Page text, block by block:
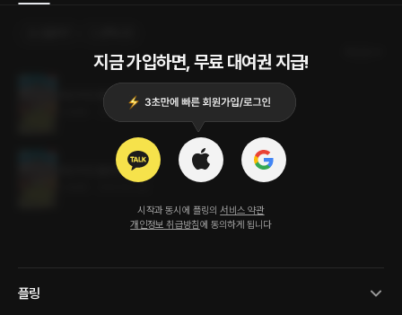
지금 가입하면, 무료 대여권 지급!
시작과 동시에 플링의 서비스 약관
개인정보 취급방침에 동의하게 됩니다
자강두천 플레이북 2권 (완결)
2023.12.28
자강두천 플레이북 1권
플링